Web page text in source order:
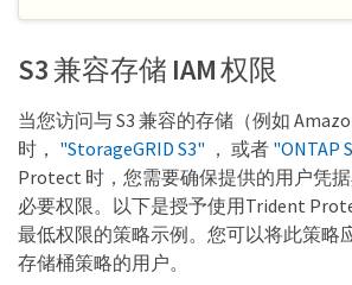
S3 兼容存储 IAM 权限
当您访问与 S3 兼容的存储（例如
时， "StorageGRID S3" ， 或者 "ONTAP
Protect 时，您需要确保提供的用户凭
必要权限。以下是授予使用Trident
最低权限的策略示例。您可以将此策略
存储桶策略的用户。